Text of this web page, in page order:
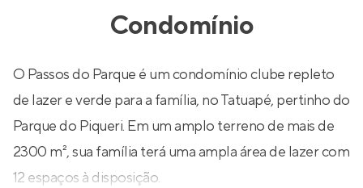
Condomínio
O Passos do Parque é um condomínio clube repleto
de lazer e verde para a família, no Tatuapé, pertinho do
Parque do Piqueri. Em um amplo terreno de mais de
2300 m², sua família terá uma ampla área de lazer com
12 espaços à disposição.